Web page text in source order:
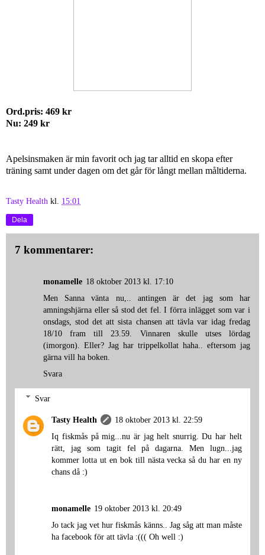
Ord.pris: 469 kr
Nu: 249 kr
Apelsinsmaken är min favorit och jag tar alltid en skopa efter
träning samt under dagen om det går för långt mellan måltiderna.
Tasty Health kl. 15:01
Dela
7 kommentarer:
monamelle 18 oktober 2013 kl. 17:10
Men Sanna vänta nu,.. antingen är det jag som har
amningshjärna eller så stod det fel. I förra inlägget som var i
onsdags, stod det att sista chansen att tävla var idag fredag
18/10 fram till 23.59. Vinnaren skulle utses lördag
(imorgon). Eller? Jag har trippelkollat haha.. eftersom jag
gärna vill ha boken.
Svara
Svar
Tasty Health
18 oktober 2013 kl. 22:59
Iq fiskmås på mig...nu är jag helt snurrig. Du har helt
rätt, jag som tagit fel på dagarna. Men lugn...jag
kommer lotta ut en bok till nästa vecka så du har en ny
chans då :)
monamelle 19 oktober 2013 kl. 20:49
Jo tack jag vet hur fiskmås känns.. Jag såg att man måste
ha facebook för att tävla :((( Oh well :)